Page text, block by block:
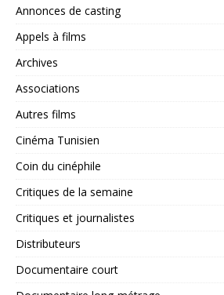
Annonces de casting
Appels à films
Archives
Associations
Autres films
Cinéma Tunisien
Coin du cinéphile
Critiques de la semaine
Critiques et journalistes
Distributeurs
Documentaire court